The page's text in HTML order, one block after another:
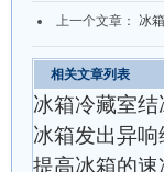
上一个文章： 冰
相关文章列表
冰箱冷藏室
冰箱发出异响
提高冰箱的速